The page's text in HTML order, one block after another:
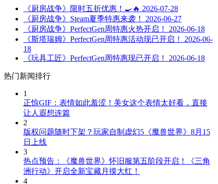
《厨房战争》限时五折优惠！🍳🔥 2026-07-28
《厨房战争》Steam夏季特惠来袭！
2026-06-27
《厨房战争》PerfectGen周特惠火热开启！
2026-06-18
《斯塔瑞姆》PerfectGen周特惠活动现已开启！
2026-06-
18
《玩具工匠》PerfectGen周特惠现已开启！
2026-06-18
热门新闻排行
1
正惊GIF：表情如此羞涩！美女这个表情太好看，直接
让人遐想连篇
2
版权问题随时下架？玩家自制虚幻5《魔兽世界》8月15
日上线
3
热点预告：《魔兽世界》怀旧服第五阶段开启！《三角
洲行动》开启全新宝藏月摸大红！
4